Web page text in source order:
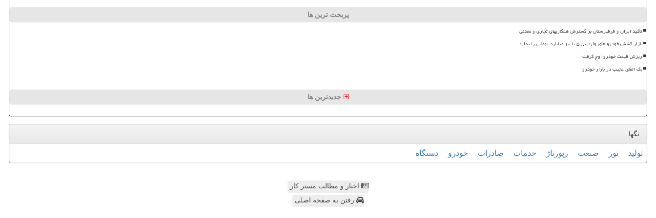
پربحث ترین ها
تأکید ایران و قرقیزستان بر گسترش همکاریهای تجاری و معدنی
بازار کشش خودرو های وارداتی ۵ تا ۱۰ میلیارد تومانی را ندارد
ریزش قیمت خودرو اوج گرفت
بک اتفاق عجیب در بازار خودرو
جدیدترین ها
تگها
تولید تور صنعت رپورتاژ خدمات صادرات خودرو دستگاه
اخبار و مطالب مستر کار
رفتن به صفحه اصلی